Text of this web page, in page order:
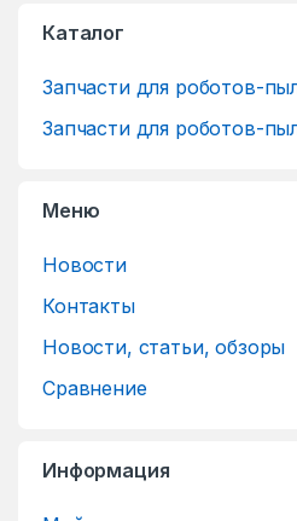
Каталог
Запчасти для роботов-
Запчасти для роботов-
Меню
Новости
Контакты
Новости, статьи, обзоры
Сравнение
Информация